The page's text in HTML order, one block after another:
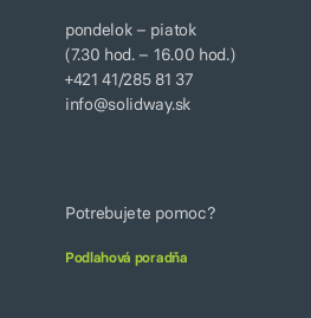
pondelok – piatok
(7.30 hod. – 16.00 hod.)
+421 41/285 81 37
info@solidway.sk
Potrebujete pomoc?
Podlahová poradňa